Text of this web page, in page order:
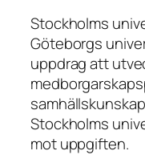
Stockholms
Göteborgs
uppdrag att
Stockholms
mot uppgiften.